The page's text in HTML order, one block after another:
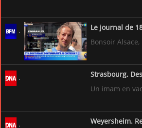
Le journal de
Bonsoir
Strasbourg.
Un imam en
Weyersheim.